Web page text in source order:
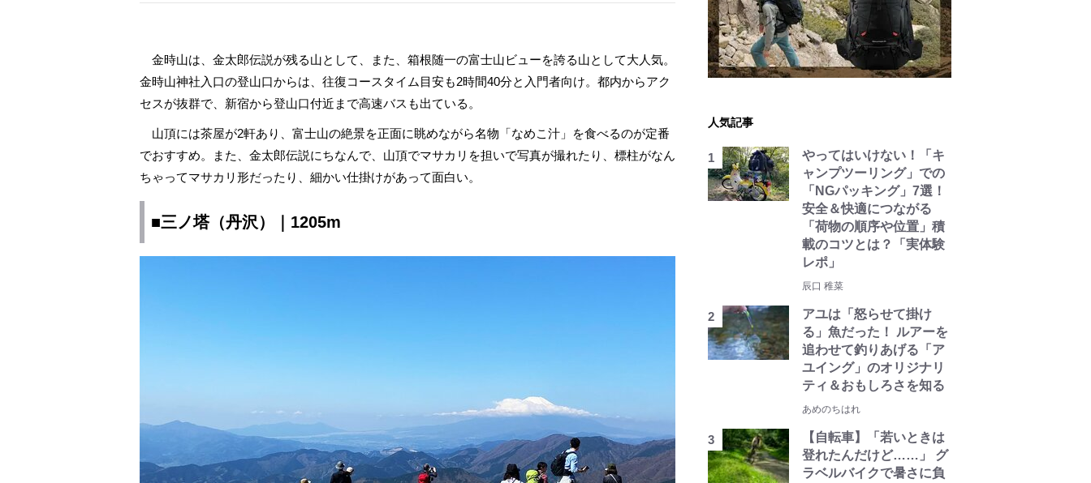
金時山は、金太郎伝説が残る山として、また、箱根随一の富士山ビューを誇る山として大人気。
金時山神社入口の登山口からは、往復コースタイム目安も2時間40分と入門者向け。都内からアク
セスが抜群で、新宿から登山口付近まで高速バスも出ている。
山頂には茶屋が2軒あり、富士山の絶景を正面に眺めながら名物「なめこ汁」を食べるのが定番
でおすすめ。また、金太郎伝説にちなんで、山頂でマサカリを担いで写真が撮れたり、標柱がなん
ちゃってマサカリ形だったり、細かい仕掛けがあって面白い。
■三ノ塔（丹沢）｜1205m
人気記事
やってはいけない！「キ
ャンプツーリング」での
「NGパッキング」7選！
安全＆快適につながる
「荷物の順序や位置」積
載のコツとは？「実体験
レポ」
辰口 稚菜
アユは「怒らせて掛け
る」魚だった！ ルアーを
追わせて釣りあげる「ア
ユイング」のオリジナリ
ティ＆おもしろさを知る
あめのちはれ
【自転車】「若いときは
登れたんだけど……」 グ
ラベルバイクで暑さに負